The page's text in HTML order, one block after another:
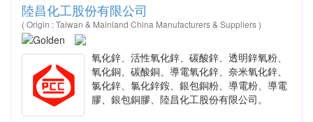
陸昌化工股份有限公司
( Origin : Taiwan & Mainland China Manufacturers & Suppliers )
氧化鋅、活性氧化鋅、碳酸鋅、透明鋅氧粉、
氧化銅、碳酸銅、導電氧化鋅、奈米氧化鋅、
氯化鋅、氯化鋅銨、銀包銅粉、導電粉、導電
膠、銀包銅膠、陸昌化工股份有限公司。